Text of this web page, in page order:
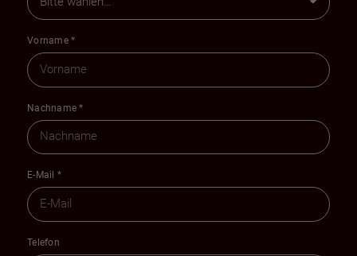
Vorname*
Nachname*
E-Mail *
Telefon